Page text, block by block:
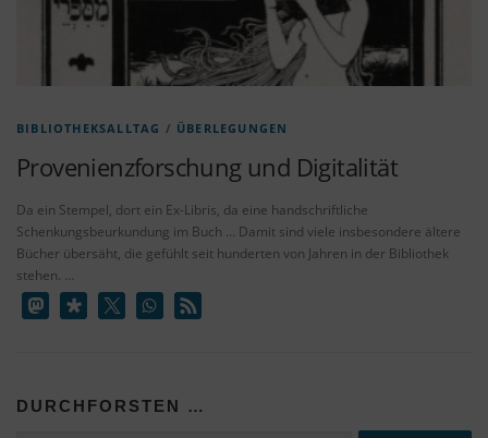
BIBLIOTHEKSALLTAG / ÜBERLEGUNGEN
Provenienzforschung und Digitalität
Da ein Stempel, dort ein Ex-Libris, da eine handschriftliche
Schenkungsbeurkundung im Buch … Damit sind viele insbesondere ältere
Bücher übersäht, die gefühlt seit hunderten von Jahren in der Bibliothek
stehen. …
DURCHFORSTEN …